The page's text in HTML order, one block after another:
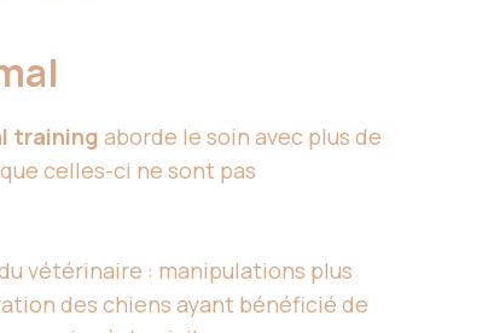
training aborde le soin avec plus de
celles-ci ne sont pas
vétérinaire : manipulations plus
des chiens ayant bénéficié de